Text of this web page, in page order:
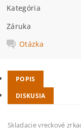
Kategória
Záruka
Otázka
POPIS
DISKUSIA
Skladacie vreckové